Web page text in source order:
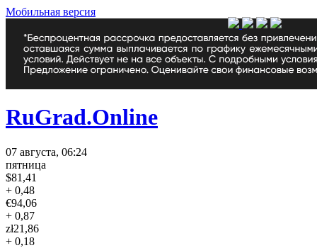
Мобильная версия
RuGrad.Online
07 августа, 06:24
пятница
$81,41
+ 0,48
€94,06
+ 0,87
zł21,86
+ 0,18